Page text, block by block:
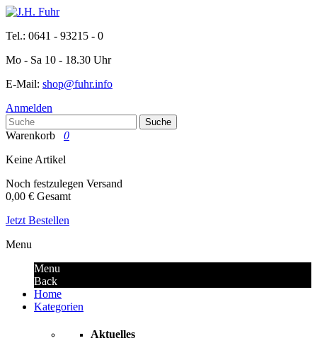
Tel.: 0641 - 93215 - 0
Mo - Sa 10 - 18.30 Uhr
E-Mail: shop@fuhr.info
Anmelden
Suche
Warenkorb
0
Keine Artikel
Noch festzulegen Versand
0,00 € Gesamt
Jetzt Bestellen
Menu
Menu
Back
Home
Kategorien
Aktuelles